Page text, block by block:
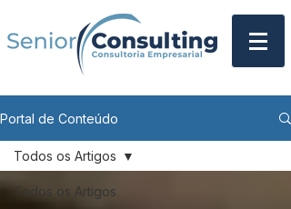
Portal de Conteúdo
Todos os Artigos
Todos os Artigos